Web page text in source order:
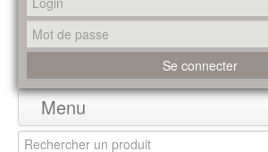
Menu
Accueil